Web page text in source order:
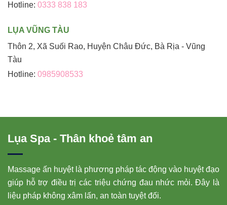
Hotline: 0333 838 183
LỤA VŨNG TÀU
Thôn 2, Xã Suối Rao, Huyện Châu Đức, Bà Rịa - Vũng
Tàu
Hotline: 0985908533
Lụa Spa - Thân khoẻ tâm an
Massage ấn huyệt là phương pháp tác động vào huyệt đạo
giúp hỗ trợ điều trị các triệu chứng đau nhức mỏi. Đây là
liệu pháp không xâm lấn, an toàn tuyệt đối.